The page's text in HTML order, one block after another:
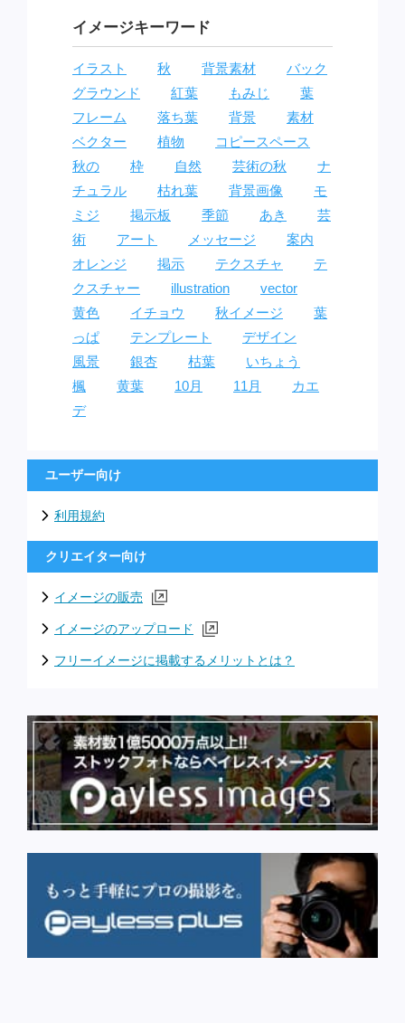
イメージキーワード
イラスト 秋 背景素材
バック
グラウンド
紅葉 もみじ
葉
フレーム
落ち葉 背景
素材
ベクター
植物
コピースペース
秋の
枠 自然 芸術の秋
ナ
チュラル
枯れ葉 背景画像
モ
ミジ
掲示板 季節 あき
芸
術
アート メッセージ
案内
オレンジ
掲示 テクスチャ
テ
クスチャー
illustration
vector
黄色
イチョウ 秋イメージ
葉
っぱ
テンプレート
デザイン
風景
銀杏 枯葉
いちょう
楓
黄葉 10月 11月
カエ
デ
ユーザー向け
利用規約
クリエイター向け
イメージの販売
イメージのアップロード
フリーイメージに掲載するメリットとは？